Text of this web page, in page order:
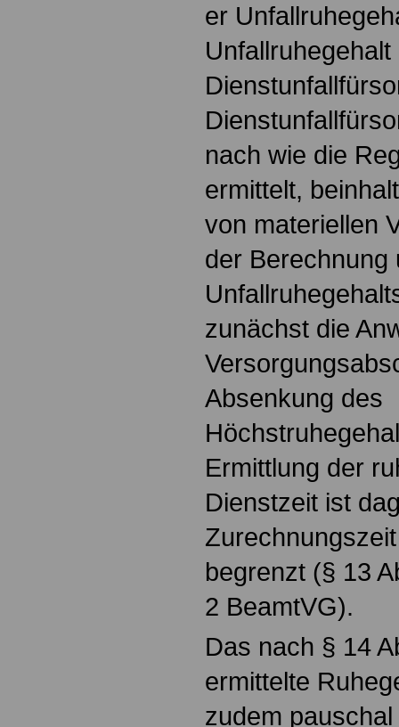
er
nach wie die
ermittelt,
von materiellen
der Berechnung
zunächst die
Absenkung des
Ermittlung der
Dienstzeit ist
begrenzt (§ 13
2 BeamtVG).
Das nach § 14
ermittelte
zudem